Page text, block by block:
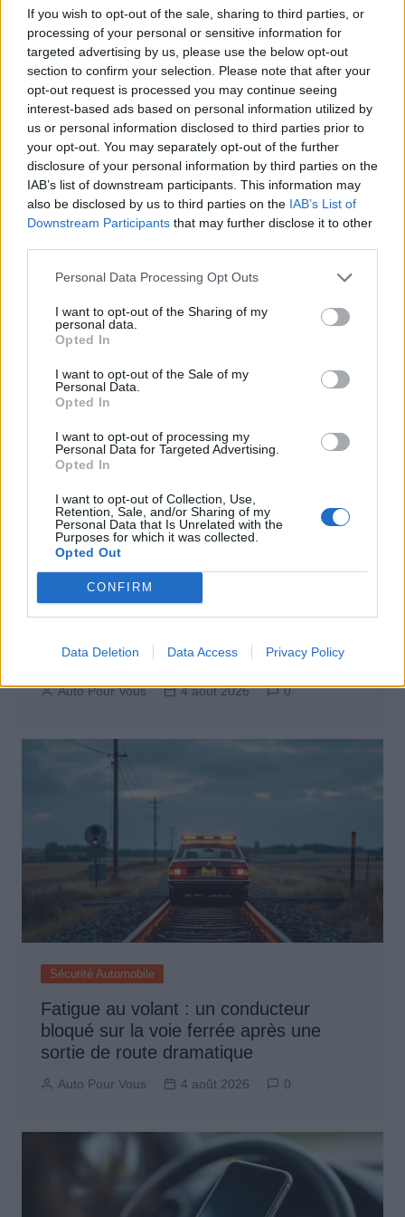
If you wish to opt-out of the sale, sharing to third parties, or
processing of your personal or sensitive information for
targeted advertising by us, please use the below opt-out
section to confirm your selection. Please note that after your
opt-out request is processed you may continue seeing
interest-based ads based on personal information utilized by
us or personal information disclosed to third parties prior to
your opt-out. You may separately opt-out of the further
disclosure of your personal information by third parties on the
IAB’s list of downstream participants. This information may
also be disclosed by us to third parties on the IAB’s List of
Downstream Participants that may further disclose it to other
Personal Data Processing Opt Outs
I want to opt-out of the Sharing of my
personal data.
Opted In
I want to opt-out of the Sale of my
Personal Data.
Opted In
I want to opt-out of processing my
Personal Data for Targeted Advertising.
Opted In
I want to opt-out of Collection, Use,
Retention, Sale, and/or Sharing of my
Personal Data that Is Unrelated with the
Purposes for which it was collected.
Opted Out
CONFIRM
Data Deletion Data Access Privacy Policy
Sécurité Automobile
flashée à 221 km/h
Auto Pour Vous 5 août 2026
Sécurité Automobile
téléphone et ceinture en conduisant
Auto Pour Vous 4 août 2026 0
Sécurité Automobile
Fatigue au volant : un conducteur
bloqué sur la voie ferrée après une
sortie de route dramatique
Auto Pour Vous 4 août 2026 0